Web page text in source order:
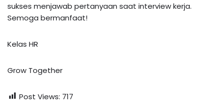
sukses menjawab pertanyaan saat interview kerja.
Semoga bermanfaat!
Kelas HR
Grow Together
Post Views: 717